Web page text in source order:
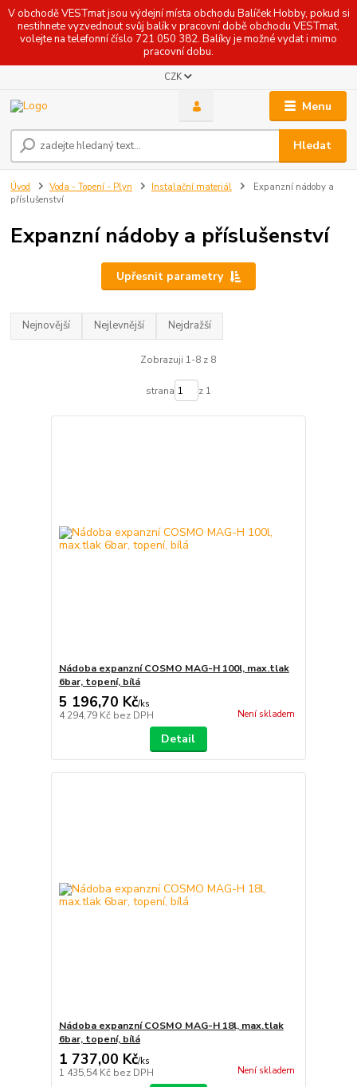
V obchodě VESTmat jsou výdejní místa obchodu Balíček Hobby, pokud si
nestihnete vyzvednout svůj balík v pracovní době obchodu VESTmat,
volejte na telefonní číslo 721 050 382. Balíky je možné vydat i mimo
pracovní dobu.
Menu
CZK
Hledat
Úvod Voda - Topení - Plyn Instalační materiál
Expanzní nádoby a
příslušenství
Expanzní nádoby a příslušenství
Upřesnit parametry
Nejnovější Nejlevnější Nejdražší
Zobrazuji 1-8 z 8
strana z 1
Nádoba expanzní COSMO MAG-H 100l, max.tlak
6bar, topení, bílá
5 196,70 Kč/ks
4 294,79 Kč bez DPH Není skladem
Detail
Nádoba expanzní COSMO MAG-H 18l, max.tlak
6bar, topení, bílá
1 737,00 Kč/ks
1 435,54 Kč bez DPH Není skladem